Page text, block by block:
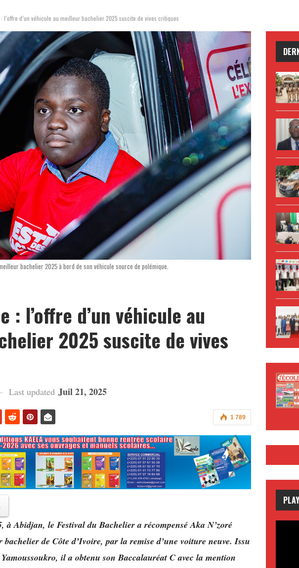
: l’offre d’un véhicule au meilleur bachelier 2025 suscite de vives critiques
bachelier 2025 à bord de son véhicule source de polémique.
: l’offre d’un véhicule au
2025 suscite de vives
Last updated Juil 21, 2025
1 789
à Abidjan, le Festival du Bachelier a récompensé Aka N’zoré
de Côte d’Ivoire, par la remise d’une voiture neuve. Issu
il a obtenu son Baccalauréat C avec la mention